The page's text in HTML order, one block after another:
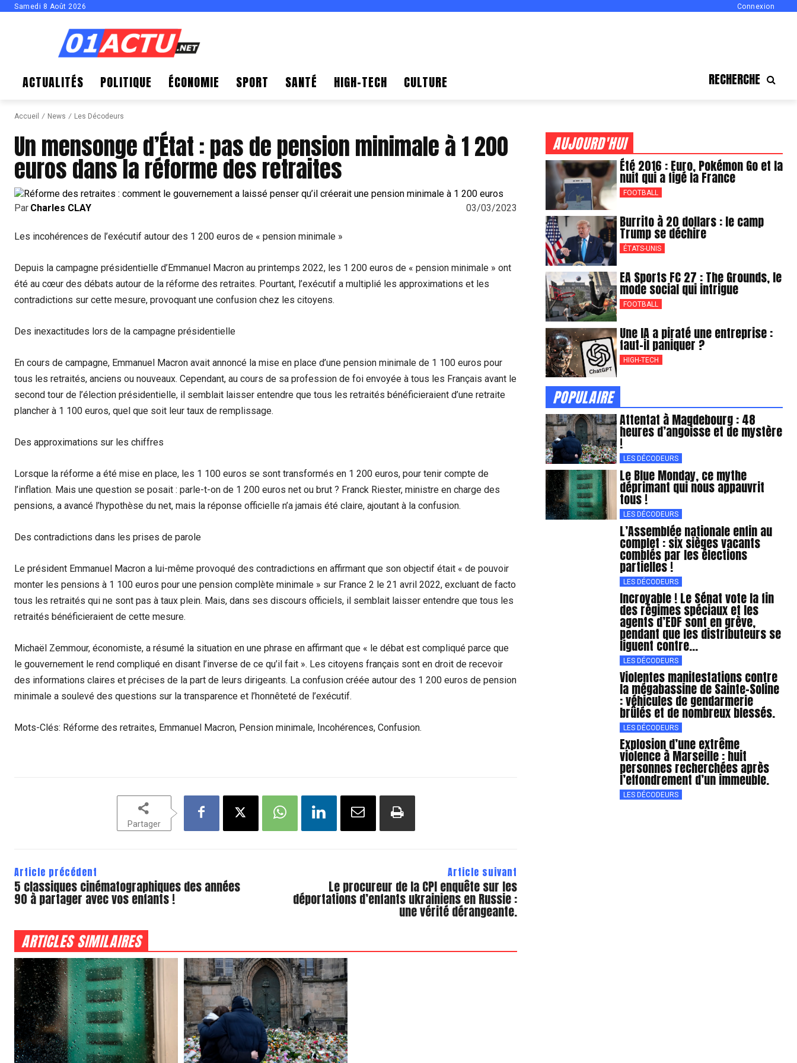
Samedi 8 Août 2026 Connexion
ACTUALITÉS POLITIQUE ÉCONOMIE SPORT SANTÉ HIGH-TECH CULTURE RECHERCHE
Accueil News Les Décodeurs
Un mensonge d’État : pas de pension minimale à 1 200
euros dans la réforme des retraites
03/03/2023
Par Charles CLAY
Les incohérences de l’exécutif autour des 1 200 euros de « pension minimale »
Depuis la campagne présidentielle d’Emmanuel Macron au printemps 2022, les 1 200 euros de « pension minimale » ont
été au cœur des débats autour de la réforme des retraites. Pourtant, l’exécutif a multiplié les approximations et les
contradictions sur cette mesure, provoquant une confusion chez les citoyens.
Des inexactitudes lors de la campagne présidentielle
En cours de campagne, Emmanuel Macron avait annoncé la mise en place d’une pension minimale de 1 100 euros pour
tous les retraités, anciens ou nouveaux. Cependant, au cours de sa profession de foi envoyée à tous les Français avant le
second tour de l’élection présidentielle, il semblait laisser entendre que tous les retraités bénéficieraient d’une retraite
plancher à 1 100 euros, quel que soit leur taux de remplissage.
Des approximations sur les chiffres
Lorsque la réforme a été mise en place, les 1 100 euros se sont transformés en 1 200 euros, pour tenir compte de
l’inflation. Mais une question se posait : parle-t-on de 1 200 euros net ou brut ? Franck Riester, ministre en charge des
pensions, a avancé l’hypothèse du net, mais la réponse officielle n’a jamais été claire, ajoutant à la confusion.
Des contradictions dans les prises de parole
Le président Emmanuel Macron a lui-même provoqué des contradictions en affirmant que son objectif était « de pouvoir
monter les pensions à 1 100 euros pour une pension complète minimale » sur France 2 le 21 avril 2022, excluant de facto
tous les retraités qui ne sont pas à taux plein. Mais, dans ses discours officiels, il semblait laisser entendre que tous les
retraités bénéficieraient de cette mesure.
Michaël Zemmour, économiste, a résumé la situation en une phrase en affirmant que « le débat est compliqué parce que
le gouvernement le rend compliqué en disant l’inverse de ce qu’il fait ». Les citoyens français sont en droit de recevoir
des informations claires et précises de la part de leurs dirigeants. La confusion créée autour des 1 200 euros de pension
minimale a soulevé des questions sur la transparence et l’honnêteté de l’exécutif.
Mots-Clés: Réforme des retraites, Emmanuel Macron, Pension minimale, Incohérences, Confusion.
Partager
Article précédent
5 classiques cinématographiques des années
90 à partager avec vos enfants !
Article suivant
Le procureur de la CPI enquête sur les
déportations d’enfants ukrainiens en Russie :
une vérité dérangeante.
ARTICLES SIMILAIRES
AUJOURD'HUI
Été 2016 : Euro, Pokémon Go et la
nuit qui a figé la France
FOOTBALL
Burrito à 20 dollars : le camp
Trump se déchire
ÉTATS-UNIS
EA Sports FC 27 : The Grounds, le
mode social qui intrigue
FOOTBALL
Une IA a piraté une entreprise :
faut-il paniquer ?
HIGH-TECH
POPULAIRE
Attentat à Magdebourg : 48
heures d’angoisse et de mystère
!
LES DÉCODEURS
Le Blue Monday, ce mythe
déprimant qui nous appauvrit
tous !
LES DÉCODEURS
L’Assemblée nationale enfin au
complet : six sièges vacants
comblés par les élections
partielles !
LES DÉCODEURS
Incroyable ! Le Sénat vote la fin
des régimes spéciaux et les
agents d’EDF sont en grève,
pendant que les distributeurs se
liguent contre...
LES DÉCODEURS
Violentes manifestations contre
la mégabassine de Sainte-Soline
: véhicules de gendarmerie
brûlés et de nombreux blessés.
LES DÉCODEURS
Explosion d’une extrême
violence à Marseille : huit
personnes recherchées après
l’effondrement d’un immeuble.
LES DÉCODEURS